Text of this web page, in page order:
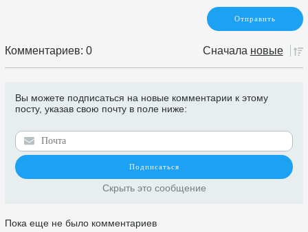
Комментариев: 0 Сначала новые
Вы можете подписаться на новые комментарии к этому
посту, указав свою почту в поле ниже:
Скрыть это сообщение
Пока еще не было комментариев